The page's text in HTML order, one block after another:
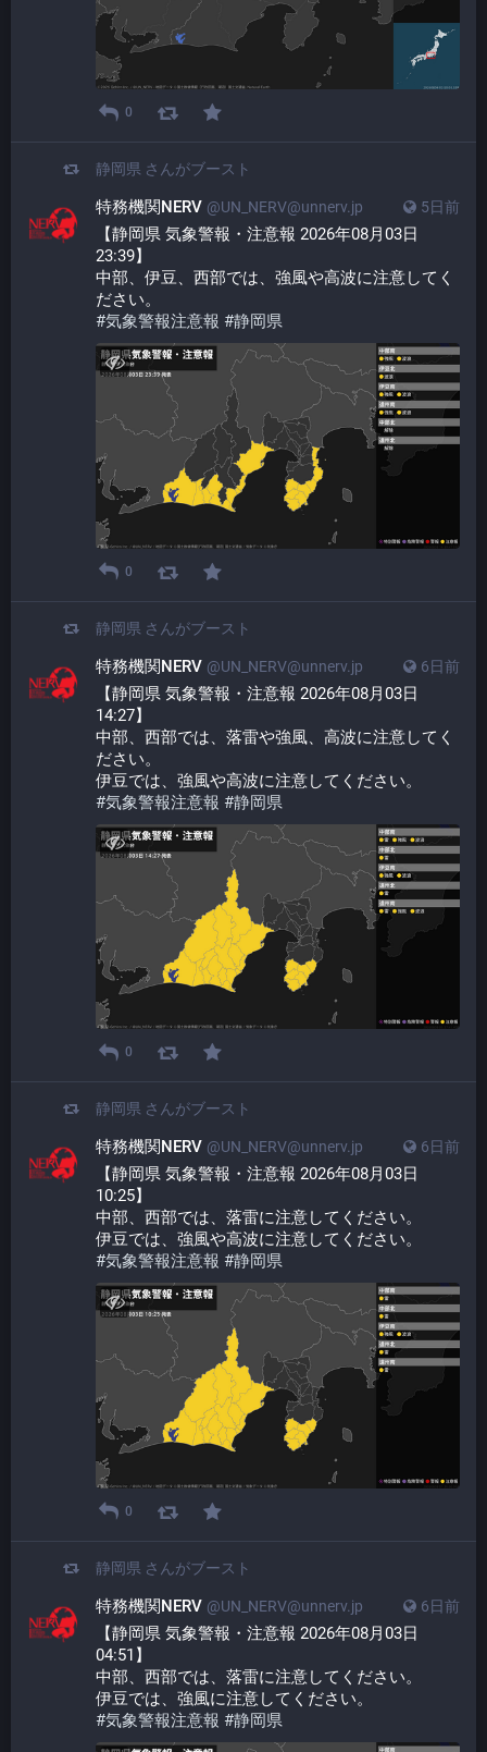
0
静岡県 さんがブースト
5日前
特務機関NERV @UN_NERV@unnerv.jp
【静岡県 気象警報・注意報 2026年08月03日
23:39】
中部、伊豆、西部では、強風や高波に注意してく
ださい。
#気象警報注意報 #静岡県
0
静岡県 さんがブースト
6日前
特務機関NERV @UN_NERV@unnerv.jp
【静岡県 気象警報・注意報 2026年08月03日
14:27】
中部、西部では、落雷や強風、高波に注意してく
ださい。
伊豆では、強風や高波に注意してください。
#気象警報注意報 #静岡県
0
静岡県 さんがブースト
6日前
特務機関NERV @UN_NERV@unnerv.jp
【静岡県 気象警報・注意報 2026年08月03日
10:25】
中部、西部では、落雷に注意してください。
伊豆では、強風や高波に注意してください。
#気象警報注意報 #静岡県
0
静岡県 さんがブースト
6日前
特務機関NERV @UN_NERV@unnerv.jp
【静岡県 気象警報・注意報 2026年08月03日
04:51】
中部、西部では、落雷に注意してください。
伊豆では、強風に注意してください。
#気象警報注意報 #静岡県